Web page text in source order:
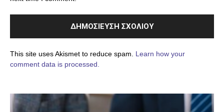
This site uses Akismet to reduce spam. Learn how your
comment data is processed.